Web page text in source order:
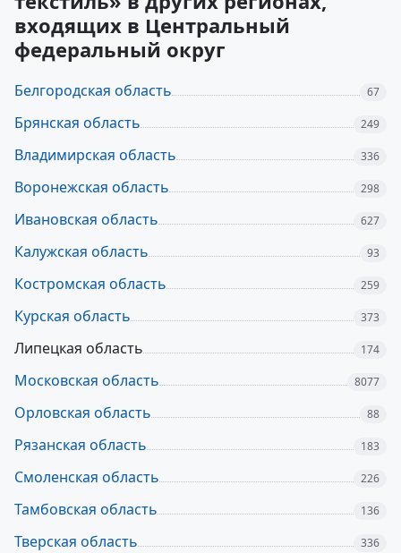
входящих в Центральный
федеральный округ
Белгородская область 67
Брянская область 249
Владимирская область 336
Воронежская область 298
Ивановская область 627
Калужская область 93
Костромская область 259
Курская область 373
Липецкая область 174
Московская область 8077
Орловская область 88
Рязанская область 183
Смоленская область 226
Тамбовская область 136
Тверская область 336